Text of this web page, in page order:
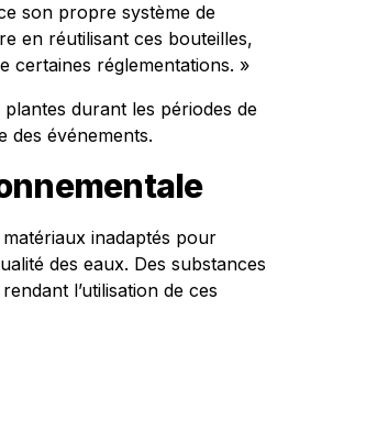
son propre système de
en réutilisant ces bouteilles,
certaines réglementations. »
plantes durant les périodes de
des événements.
inadaptés pour
des eaux. Des substances
l’utilisation de ces